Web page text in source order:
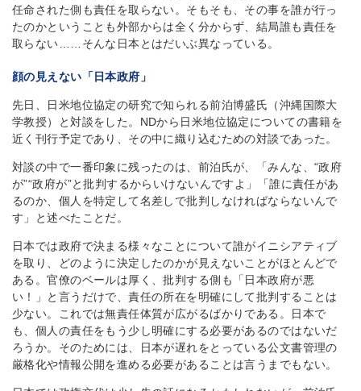
任命された側も責任を取らない。そもそも、その事を誰が行っ
たのかということも外部からは全く分からず、結局誰も責任を
取らない……そんな日本とはだいぶ異なっている。
顔の見えない「日本政府」
先日、日米地位協定の研究で知られる前泊博盛氏（沖縄国際大
学教授）と対談をした。NDから日米地位協定についての書籍を
近く刊行予定であり、その中に織り込むための対談であった。
対談の中で一番印象に残ったのは、前泊氏が、「みんな、“政府
が”“政府が”と批判するからいけないんですよ」「誰に責任があ
るのか、個人を特定して名差しで批判しなければならないんで
す」と述べたことだ。
日本では政府で決まる様々なことについて誰がイニシアティブ
を取り、どのように決定したのかが見えないことがほとんどで
ある。官僚のベールは厚く、批判する側も「日本政府が悪
い！」と言うだけで、責任の所在を明確にして批判することは
少ない。これでは無責任体質が広がるばかりである。日本で
も、個人の責任をもう少し明確にする必要があるのではないだ
ろうか。そのためには、日本が遅れをとっている公文書管理の
厳格化や情報公開を進める必要があることは言うまでもない。